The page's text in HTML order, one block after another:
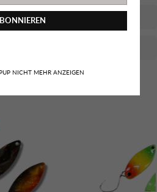
NICHT MEHR ANZEIGEN